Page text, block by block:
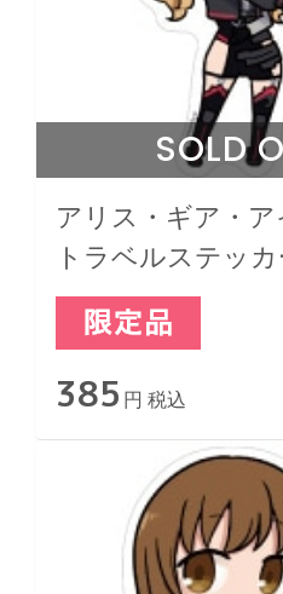
SOLD
アリス・ギア・
トラベルステッ
385 円 税込